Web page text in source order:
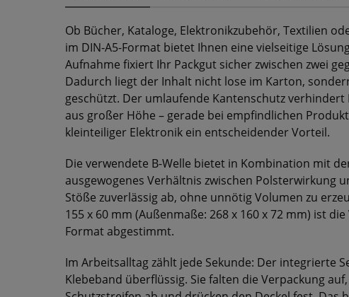
Ob Bücher, Kataloge, Elektronikzubehör, Textilien
im DIN-A5-Format bietet Ihnen eine vielseitige
Aufnahme fixiert Ihr Packgut sicher zwischen zwei
Dadurch liegt der Inhalt nicht lose im Karton,
geschützt. Der umlaufende Kantenschutz verhindert
aus großer Höhe – gerade bei empfindlichen
kleinteiliger Elektronik ein entscheidender Vorteil.
Die verwendete B-Welle bietet in Kombination mit
ausgewogenes Verhältnis zwischen Polsterwirkung
Stöße zuverlässig ab, ohne unnötig Volumen zu
155 x 60 mm (Außenmaße: 268 x 160 x 72 mm) ist
Format abgestimmt.
Im Arbeitsalltag zählt jede Sekunde: Der integrierte
Klebeband überflüssig. Sie falten die Verpackung